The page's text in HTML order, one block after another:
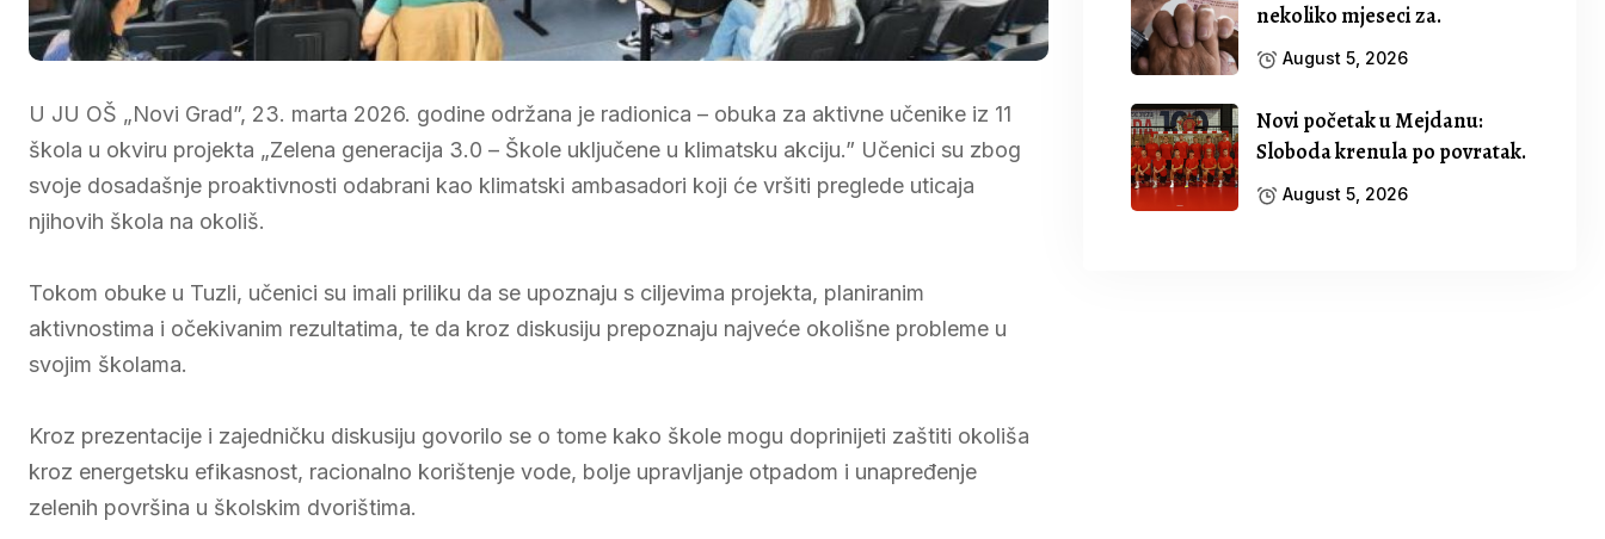
U JU OŠ „Novi Grad”, 23. marta 2026. godine održana je radionica – obuka za aktivne učenike iz 11
škola u okviru projekta „Zelena generacija 3.0 – Škole uključene u klimatsku akciju.” Učenici su zbog
svoje dosadašnje proaktivnosti odabrani kao klimatski ambasadori koji će vršiti preglede uticaja
njihovih škola na okoliš.
Tokom obuke u Tuzli, učenici su imali priliku da se upoznaju s ciljevima projekta, planiranim
aktivnostima i očekivanim rezultatima, te da kroz diskusiju prepoznaju najveće okolišne probleme u
svojim školama.
Kroz prezentacije i zajedničku diskusiju govorilo se o tome kako škole mogu doprinijeti zaštiti okoliša
kroz energetsku efikasnost, racionalno korištenje vode, bolje upravljanje otpadom i unapređenje
zelenih površina u školskim dvorištima.
nekoliko mjeseci za.
August 5, 2026
Novi početak u Mejdanu:
Sloboda krenula po povratak.
August 5, 2026